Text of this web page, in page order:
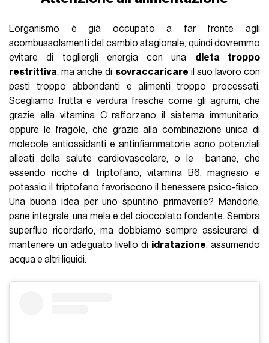
L’organismo è già occupato a far fronte agli
scombussolamenti del cambio stagionale, quindi dovremmo
evitare di togliergli energia con una dieta troppo
restrittiva, ma anche di sovraccaricare il suo lavoro con
pasti troppo abbondanti e alimenti troppo processati.
Scegliamo frutta e verdura fresche come gli agrumi, che
grazie alla vitamina C rafforzano il sistema immunitario,
oppure le fragole, che grazie alla combinazione unica di
molecole antiossidanti e antinfiammatorie sono potenziali
alleati della salute cardiovascolare, o le banane, che
essendo ricche di triptofano, vitamina B6, magnesio e
potassio il triptofano favoriscono il benessere psico-fisico.
Una buona idea per uno spuntino primaverile? Mandorle,
pane integrale, una mela e del cioccolato fondente. Sembra
superfluo ricordarlo, ma dobbiamo sempre assicurarci di
mantenere un adeguato livello di idratazione, assumendo
acqua e altri liquidi.